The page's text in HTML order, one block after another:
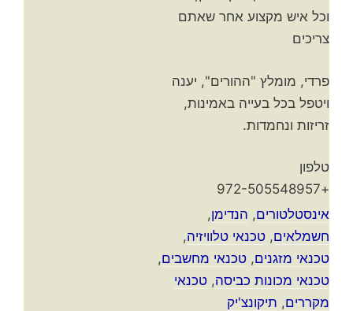
וכל איש מקצוע אחר שאתם
צריכים
פרדי, מומלץ "ההורים", יענה
ויטפל בכל בעייה באמינות,
זריזות ונחמדות.
טלפון
+972-505548957
אינסטלטורים, הנדימן,
חשמלאים, טכנאי טלוויזיה,
טכנאי מזגנים, טכנאי מחשבים,
טכנאי מכונות כביסה, טכנאי
מקררים, תיקונצ'יק